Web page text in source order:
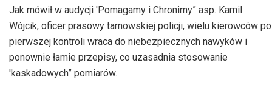
Jak mówił w audycji 'Pomagamy i Chronimy” asp. Kamil
Wójcik, oficer prasowy tarnowskiej policji, wielu kierowców po
pierwszej kontroli wraca do niebezpiecznych nawyków i
ponownie łamie przepisy, co uzasadnia stosowanie
'kaskadowych” pomiarów.